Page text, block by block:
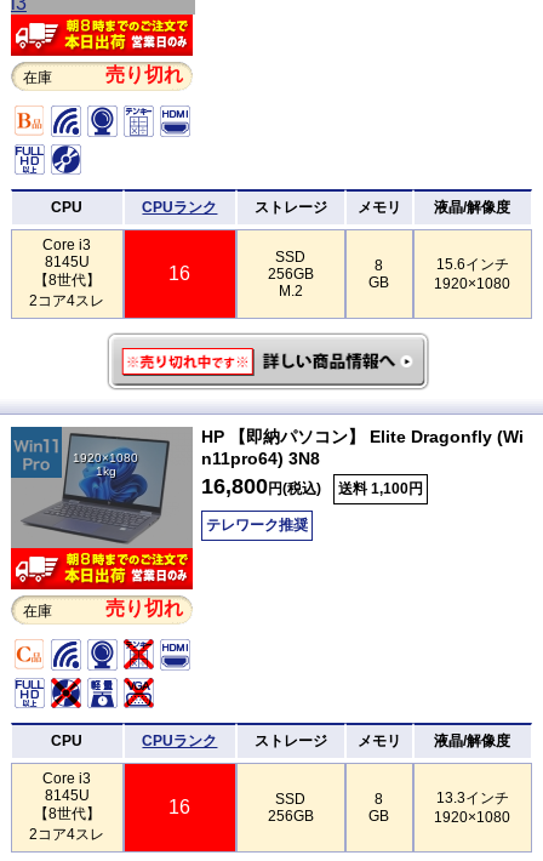
在庫 売り切れ
CPU CPUランク ストレージ メモリ 液晶/解像度
Core i3
8145U
【8世代】
2コア4スレ
16
SSD
256GB
M.2
8
GB
15.6インチ
1920×1080
1920×1080
1kg
在庫 売り切れ
HP 【即納パソコン】 Elite Dragonfly (Wi
n11pro64) 3N8
16,800円(税込) 送料 1,100円
テレワーク推奨
CPU CPUランク ストレージ メモリ 液晶/解像度
Core i3
8145U
【8世代】
2コア4スレ
16
SSD
256GB
8
GB
13.3インチ
1920×1080